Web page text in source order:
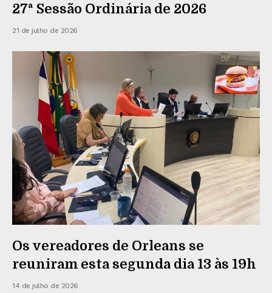
27ª Sessão Ordinária de 2026
21 de julho de 2026
Os vereadores de Orleans se
reuniram esta segunda dia 13 às 19h
14 de julho de 2026